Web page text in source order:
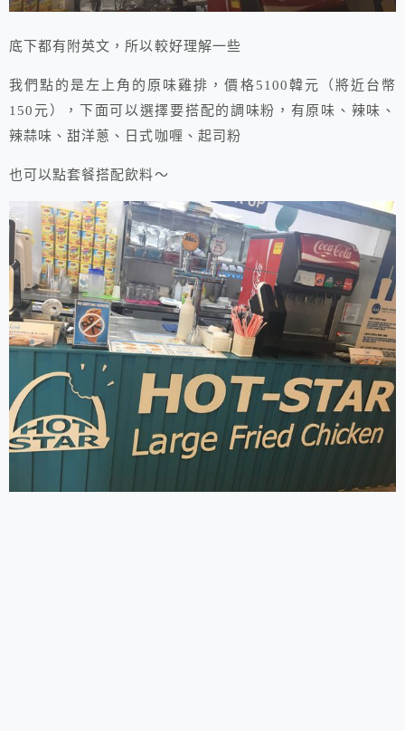
底下都有附英文，所以較好理解一些
我們點的是左上角的原味雞排，價格5100韓元（將近台幣
150元），下面可以選擇要搭配的調味粉，有原味、辣味、
辣蒜味、甜洋蔥、日式咖喱、起司粉
也可以點套餐搭配飲料～